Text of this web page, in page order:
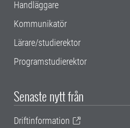
Handläggare
Kommunikatör
Lärare/studierektor
Programstudierektor
Senaste nytt från
Driftinformation